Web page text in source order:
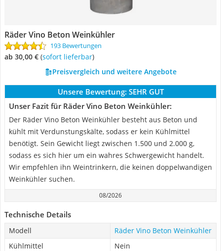
Räder Vino Beton Weinkühler
193 Bewertungen
ab 30,00 € ( Sofort lieferbar)
Preisvergleich und weitere Angebote
Unsere Bewertung: SEHR GUT
Unser Fazit für Räder Vino Beton Weinkühler:
Der Räder Vino Beton Weinkühler besteht aus Beton und
kühlt mit Verdunstungskälte, sodass er kein Kühlmittel
benötigt. Sein Gewicht liegt zwischen 1.500 und 2.000 g,
sodass es sich hier um ein wahres Schwergewicht handelt.
Wir empfehlen ihn Weintrinkern, die keinen doppelwandigen
Weinkühler suchen.
08/2026
Technische Details
Modell
Räder Vino Beton Weinkühler
Kühlmittel
Nein